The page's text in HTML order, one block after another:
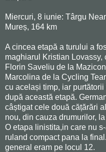
Miercuri, 8 iunie: Târgu
Mureș, 164 km
A cincea etapă a turului a
maghiarul Kristian
Florin Saveliu de la
Marcolina de la Cycling
cu același timp, iar
după această etapă.
câștigat cele două cățărări
nou, din cauza drumurilor,
O etapa linistita,in care nu
ruland compact pana la
general eram pe locul 12.